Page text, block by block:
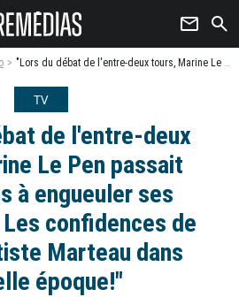
newsletter search
"Lors du débat de l'entre-deux tours, Marine Le Pen passait son temps à engueuler ses colistiers" : Les confidences de Jean-Baptiste Marteau dans "Quelle époque!"
TV
de l'entre-deux
Le Pen passait
à engueuler ses
confidences de
Marteau dans
époque!"